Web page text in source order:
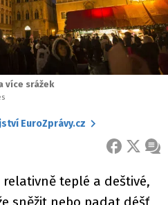
více srážek
EuroZprávy.cz
FACEBOOK
X
teplé a deštivé,
sněžit nebo padat déšť